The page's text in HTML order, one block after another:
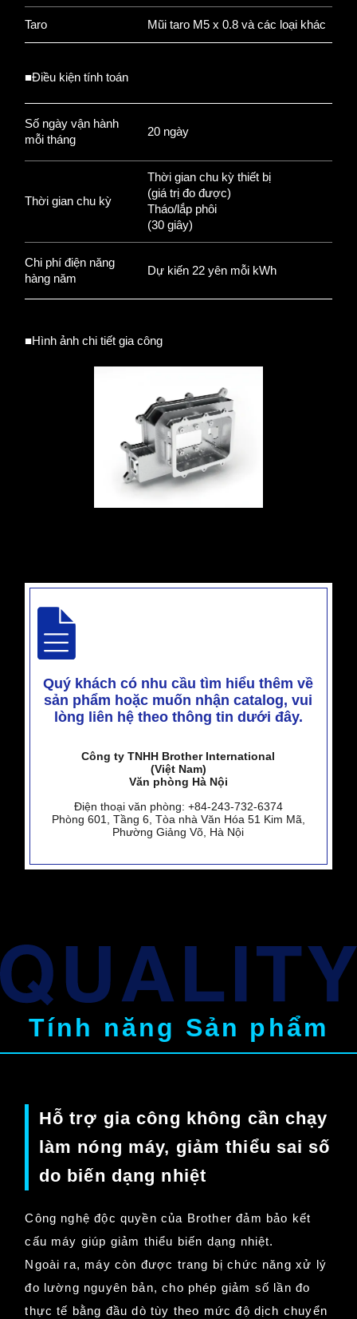
Taro Mũi taro M5 x 0.8 và các loại khác
■Điều kiện tính toán
Số ngày vận hành
mỗi tháng
20 ngày
Thời gian chu kỳ
Thời gian chu kỳ thiết bị
(giá trị đo được)
Tháo/lắp phôi
(30 giây)
Chi phí điện năng
hàng năm
Dự kiến 22 yên mỗi kWh
■Hình ảnh chi tiết gia công
Quý khách có nhu cầu tìm hiểu thêm về
sản phẩm hoặc muốn nhận catalog,vui
lòng liên hệ theo thông tin dưới đây.
Công ty TNHH Brother International
(Việt Nam)
Văn phòng Hà Nội
Điện thoại văn phòng: +84-243-732-6374
Phòng 601, Tầng 6, Tòa nhà Văn Hóa 51 Kim Mã,
Phường Giảng Võ, Hà Nội
Tính năng Sản phẩm
Hỗ trợ gia công không cần chạy
làm nóng máy, giảm thiểu sai số
do biến dạng nhiệt
Công nghệ độc quyền của Brother đảm bảo kết
cấu máy giúp giảm thiểu biến dạng nhiệt.
Ngoài ra, máy còn được trang bị chức năng xử lý
đo lường nguyên bản, cho phép giảm số lần đo
thực tế bằng đầu dò tùy theo mức độ dịch chuyển